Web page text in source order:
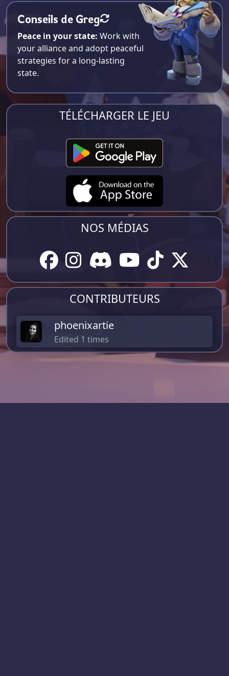
Conseils de Greg
Peace in your state: Work with
your alliance and adopt peaceful
strategies for a long-lasting
state.
TÉLÉCHARGER LE JEU
NOS MÉDIAS
CONTRIBUTEURS
phoenixartie
Edited 1 times